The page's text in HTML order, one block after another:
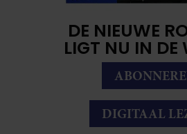
DE NIEUWE
LIGT NU IN DE
DIGITAAL